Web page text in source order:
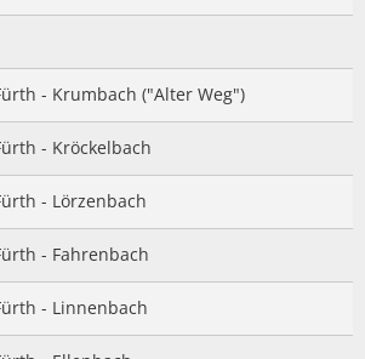
- Krumbach ("Alter Weg")
- Kröckelbach
- Lörzenbach
- Fahrenbach
- Linnenbach